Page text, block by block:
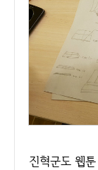
진혁군도 웹